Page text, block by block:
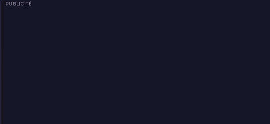
PUBLICITÉ